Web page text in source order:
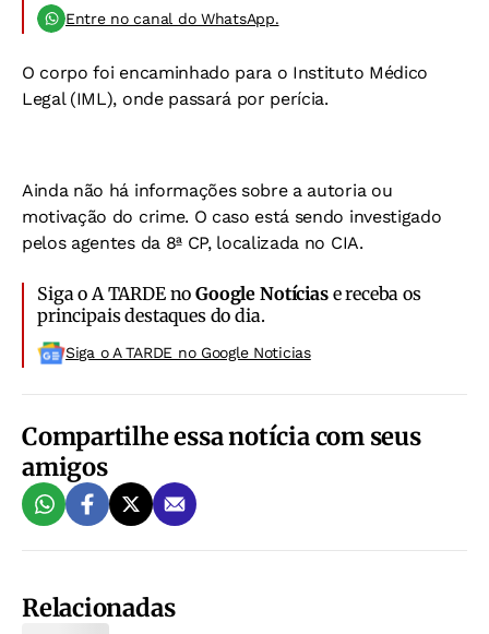
Entre no canal do WhatsApp.
O corpo foi encaminhado para o Instituto Médico
Legal (IML), onde passará por perícia.
Ainda não há informações sobre a autoria ou
motivação do crime. O caso está sendo investigado
pelos agentes da 8ª CP, localizada no CIA.
Siga o A TARDE noGoogle Notíciase receba os
principais destaques do dia.
Siga o A TARDE no Google Noticias
Compartilhe essa notícia com seus
amigos
Relacionadas